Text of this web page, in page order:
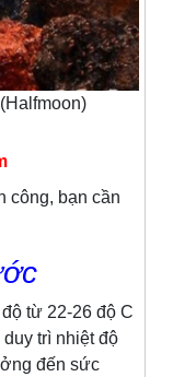
bạn cần
từ 22-26 độ C
trì nhiệt độ
đến sức